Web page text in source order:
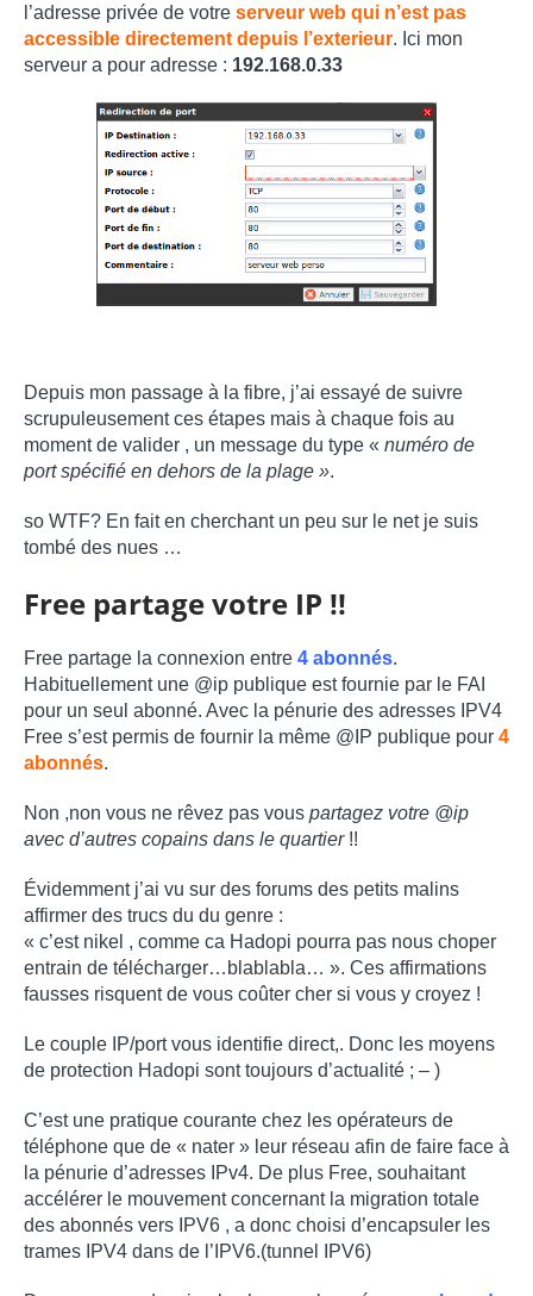
l’adresse privée de votre serveur web qui n’est pas
accessible directement depuis l’exterieur. Ici mon
serveur a pour adresse : 192.168.0.33
Depuis mon passage à la fibre, j’ai essayé de suivre
scrupuleusement ces étapes mais à chaque fois au
moment de valider , un message du type « numéro de
port spécifié en dehors de la plage ».
so WTF? En fait en cherchant un peu sur le net je suis
tombé des nues …
Free partage votre IP !!
Free partage la connexion entre 4 abonnés.
Habituellement une @ip publique est fournie par le FAI
pour un seul abonné. Avec la pénurie des adresses IPV4
Free s’est permis de fournir la même @IP publique pour 4
abonnés.
Non ,non vous ne rêvez pas vous partagez votre @ip
avec d’autres copains dans le quartier!!
Évidemment j’ai vu sur des forums des petits malins
affirmer des trucs du du genre :
« c’est nikel , comme ca Hadopi pourra pas nous choper
entrain de télécharger…blablabla… ». Ces affirmations
fausses risquent de vous coûter cher si vous y croyez !
Le couple IP/port vous identifie direct,. Donc les moyens
de protection Hadopi sont toujours d’actualité ; – )
C’est une pratique courante chez les opérateurs de
téléphone que de « nater » leur réseau afin de faire face à
la pénurie d’adresses IPv4. De plus Free, souhaitant
accélérer le mouvement concernant la migration totale
des abonnés vers IPV6 , a donc choisi d’encapsuler les
trames IPV4 dans de l’IPV6.(tunnel IPV6)